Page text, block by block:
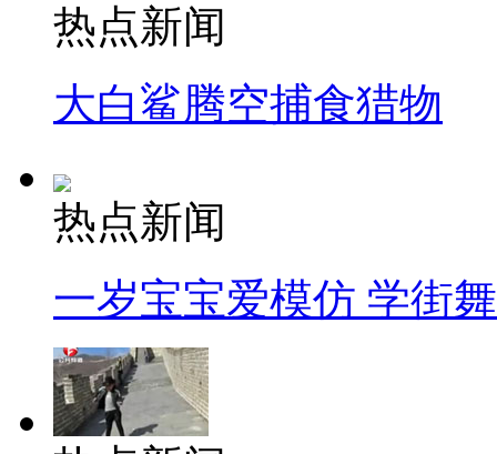
热点新闻
大白鲨腾空捕食猎物
热点新闻
一岁宝宝爱模仿 学街